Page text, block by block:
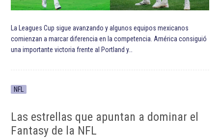
La Leagues Cup sigue avanzando y algunos equipos mexicanos
comienzan a marcar diferencia en la competencia. América consiguió
una importante victoria frente al Portland y…
NFL
Las estrellas que apuntan a dominar el
Fantasy de la NFL